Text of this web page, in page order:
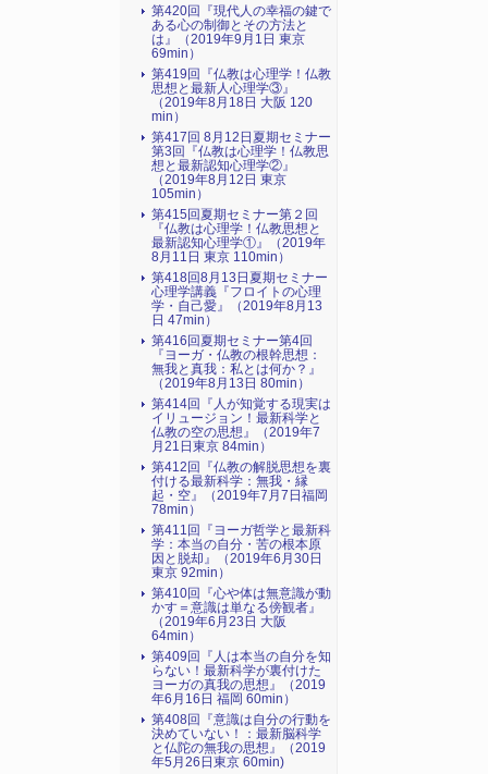
第420回『現代人の幸福の鍵で
ある心の制御とその方法と
は』（2019年9月1日 東京
69min）
第419回『仏教は心理学！仏教
思想と最新人心理学③』
（2019年8月18日 大阪 120
min）
第417回 8月12日夏期セミナー
第3回『仏教は心理学！仏教思
想と最新認知心理学②』
（2019年8月12日 東京
105min）
第415回夏期セミナー第２回
『仏教は心理学！仏教思想と
最新認知心理学①』（2019年
8月11日 東京 110min）
第418回8月13日夏期セミナー
心理学講義『フロイトの心理
学・自己愛』（2019年8月13
日 47min）
第416回夏期セミナー第4回
『ヨーガ・仏教の根幹思想：
無我と真我：私とは何か？』
（2019年8月13日 80min）
第414回『人が知覚する現実は
イリュージョン！最新科学と
仏教の空の思想』（2019年7
月21日東京 84min）
第412回『仏教の解脱思想を裏
付ける最新科学：無我・縁
起・空』（2019年7月7日福岡
78min）
第411回『ヨーガ哲学と最新科
学：本当の自分・苦の根本原
因と脱却』（2019年6月30日
東京 92min）
第410回『心や体は無意識が動
かす＝意識は単なる傍観者』
（2019年6月23日 大阪
64min）
第409回『人は本当の自分を知
らない！最新科学が裏付けた
ヨーガの真我の思想』（2019
年6月16日 福岡 60min）
第408回『意識は自分の行動を
決めていない！：最新脳科学
と仏陀の無我の思想』（2019
年5月26日東京 60min)